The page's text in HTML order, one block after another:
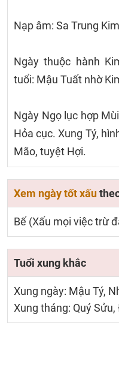
Nạp âm: Sa Trung
Ngày thuộc hành
tuổi: Mậu Tuất nhờ
Ngày Ngọ lục hợp
Hỏa cục. Xung Tý,
Mão, tuyệt Hợi.
Xem ngày tốt xấu
Bế (Xấu mọi việc trừ
Tuổi xung khắc
Xung ngày: Mậu Tý,
Xung tháng: Quý